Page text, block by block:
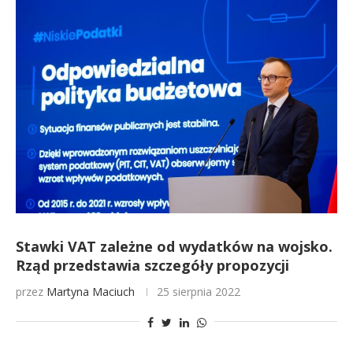
Stawki VAT zależne od wydatków na wojsko.
Rząd przedstawia szczegóły propozycji
przez Martyna Maciuch 25 sierpnia 2022